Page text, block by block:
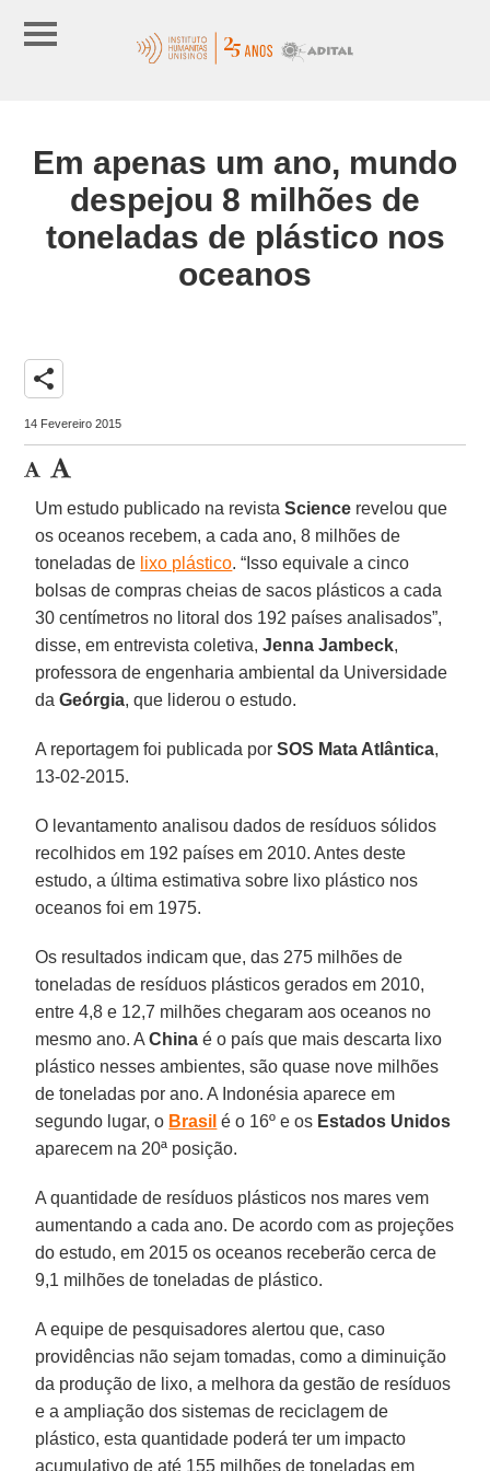
Em apenas um ano, mundo
despejou 8 milhões de
toneladas de plástico nos
oceanos
share
14 Fevereiro 2015
Um estudo publicado na revistaScience revelou que
os oceanos recebem, a cada ano, 8 milhões de
toneladas de lixo plástico. “Isso equivale a cinco
bolsas de compras cheias de sacos plásticos a cada
30 centímetros no litoral dos 192 países analisados”,
disse, em entrevista coletiva,Jenna Jambeck,
professora de engenharia ambiental da Universidade
daGeórgia, que liderou o estudo.
A reportagem foi publicada porSOS Mata Atlântica,
13-02-2015.
O levantamento analisou dados de resíduos sólidos
recolhidos em 192 países em 2010. Antes deste
estudo, a última estimativa sobre lixo plástico nos
oceanos foi em 1975.
Os resultados indicam que, das 275 milhões de
toneladas de resíduos plásticos gerados em 2010,
entre 4,8 e 12,7 milhões chegaram aos oceanos no
mesmo ano. AChina é o país que mais descarta lixo
plástico nesses ambientes, são quase nove milhões
de toneladas por ano. A Indonésia aparece em
segundo lugar, o Brasil é o 16º e os Estados Unidos
aparecem na 20ª posição.
A quantidade de resíduos plásticos nos mares vem
aumentando a cada ano. De acordo com as projeções
do estudo, em 2015 os oceanos receberão cerca de
9,1 milhões de toneladas de plástico.
A equipe de pesquisadores alertou que, caso
providências não sejam tomadas, como a diminuição
da produção de lixo, a melhora da gestão de resíduos
e a ampliação dos sistemas de reciclagem de
plástico, esta quantidade poderá ter um impacto
acumulativo de até 155 milhões de toneladas em